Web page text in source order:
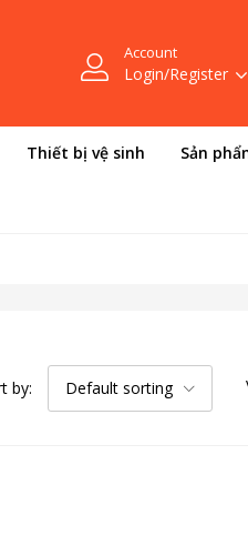
Account
Login/Register
Thiết bị vệ sinh Sản
by: Default sorting